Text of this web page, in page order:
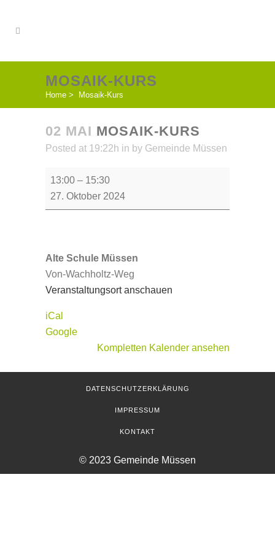
MOSAIK-KURS
Home > Mosaik-Kurs
02 MAI MOSAIK-KURS
Posted at 19:22h in by Gemeinde Müssen
Mosaik-
Kurs
13:00 – 15:30
27. Oktober 2024
Alte Schule Müssen
Von-Wachholtz-Weg
Veranstaltungsort anschauen
iCal
Google
Kompletten Kalender ansehen
DATENSCHUTZERKLÄRUNG
IMPRESSUM
KONTAKT
© 2023 Gemeinde Müssen